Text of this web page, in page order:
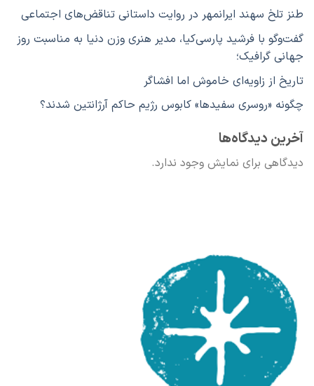
طنز تلخ سهند ایرانمهر در روایت داستانی تناقض‌های اجتماعی
گفت‌وگو با فرشید پارسی‌کیا، مدیر هنری وزن دنیا به مناسبت روز
جهانی گرافیک؛
تاریخ از زاویه‌ای خاموش اما افشاگر
چگونه «روسری سفیدها» کابوس رژیم حاکم آرژانتین شدند؟
آخرین دیدگاه‌ها
دیدگاهی برای نمایش وجود ندارد.